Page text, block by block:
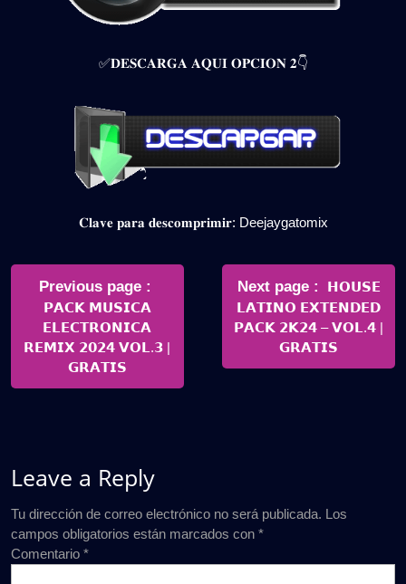
✅𝐃𝐄𝐒𝐂𝐀𝐑𝐆𝐀 𝐀𝐐𝐔𝐈 𝐎𝐏𝐂𝐈𝐎𝐍 𝟐👇
𝐂𝐥𝐚𝐯𝐞 𝐩𝐚𝐫𝐚 𝐝𝐞𝐬𝐜𝐨𝐦𝐩𝐫𝐢𝐦𝐢𝐫: Deejaygatomix
Navegación
entradas
Previous page
𝗣𝗔𝗖𝗞 𝗠𝗨𝗦𝗜𝗖𝗔
𝗘𝗟𝗘𝗖𝗧𝗥𝗢𝗡𝗜𝗖𝗔
𝗥𝗘𝗠𝗜𝗫 𝟮𝟬𝟮𝟰 𝗩𝗢𝗟.𝟯 |
𝗚𝗥𝗔𝗧𝗜𝗦
Next page
Newer
Posts
𝗛𝗢𝗨𝗦𝗘
𝗟𝗔𝗧𝗜𝗡𝗢 𝗘𝗫𝗧𝗘𝗡𝗗𝗘𝗗
𝗣𝗔𝗖𝗞 𝟮𝗞𝟮𝟰 – 𝗩𝗢𝗟.𝟰 |
𝗚𝗥𝗔𝗧𝗜𝗦
Leave a Reply
Tu dirección de correo electrónico no será publicada. Los
campos obligatorios están marcados con *
Comentario *